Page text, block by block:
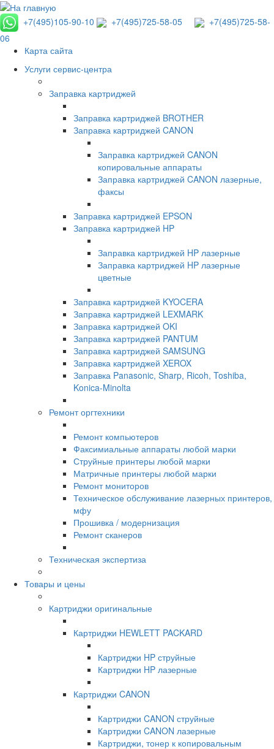
+7(495)105-90-10 +7(495)725-58-05
+7(495)725-58-
06
Карта сайта
Услуги сервис-центра
Заправка картриджей
Заправка картриджей BROTHER
Заправка картриджей CANON
Заправка картриджей CANON
копировальные аппараты
Заправка картриджей CANON лазерные,
факсы
Заправка картриджей EPSON
Заправка картриджей HP
Заправка картриджей HP лазерные
Заправка картриджей HP лазерные
цветные
Заправка картриджей KYOCERA
Заправка картриджей LEXMARK
Заправка картриджей OKI
Заправка картриджей PANTUM
Заправка картриджей SAMSUNG
Заправка картриджей XEROX
Заправка Panasonic, Sharp, Ricoh, Toshiba,
Konica-Minolta
Ремонт оргтехники
Ремонт компьютеров
Факсимиальные аппараты любой марки
Струйные принтеры любой марки
Матричные принтеры любой марки
Ремонт мониторов
Техническое обслуживание лазерных принтеров,
мфу
Прошивка / модернизация
Ремонт сканеров
Техническая экспертиза
Товары и цены
Картриджи оригинальные
Картриджи HEWLETT PACKARD
Картриджи HP струйные
Картриджи HP лазерные
Картриджи CANON
Картриджи CANON струйные
Картриджи CANON лазерные
Картриджи, тонер к копировальным